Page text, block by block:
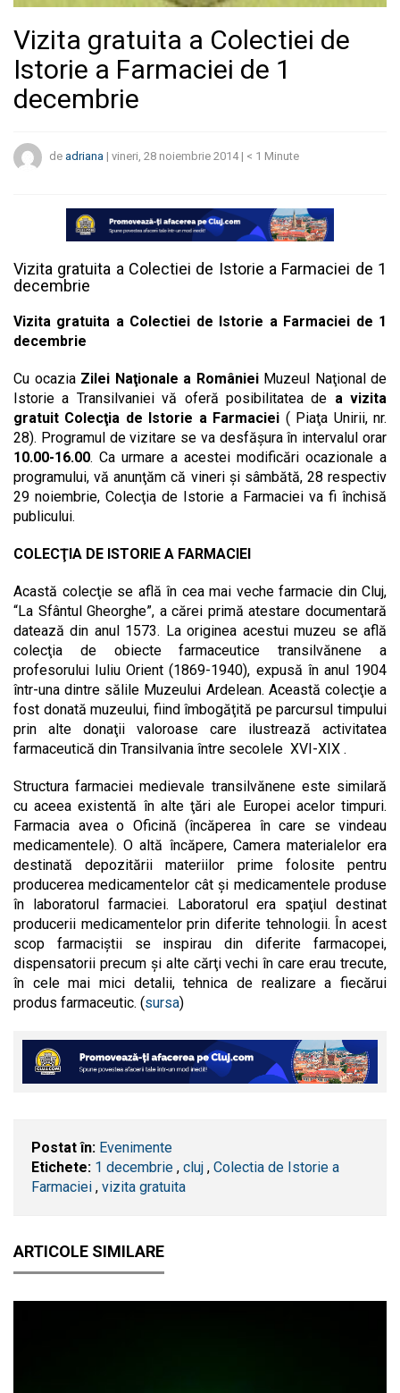
Vizita gratuita a Colectiei de
Istorie a Farmaciei de 1
decembrie
de adriana | vineri, 28 noiembrie 2014| < 1 Minute
Vizita gratuita a Colectiei de Istorie a Farmaciei de 1
decembrie
Vizita gratuita a Colectiei de Istorie a Farmaciei de 1
decembrie
Cu ocazia Zilei Naţionale a RomânieiMuzeul Naţional de
Istorie a Transilvaniei vă oferă posibilitatea de a vizita
gratuit Colecţia de Istorie a Farmaciei ( Piaţa Unirii, nr.
28). Programul de vizitare se va desfăşura în intervalul orar
10.00-16.00. Ca urmare a acestei modificări ocazionale a
programului, vă anunţăm că vineri şi sâmbătă, 28 respectiv
29 noiembrie, Colecţia de Istorie a Farmaciei va fi închisă
publicului.
COLECŢIA DE ISTORIE A FARMACIEI
Acastă colecţie se află în cea mai veche farmacie din Cluj,
“La Sfântul Gheorghe”, a cărei primă atestare documentară
datează din anul 1573. La originea acestui muzeu se află
colecţia de obiecte farmaceutice transilvănene a
profesorului Iuliu Orient (1869-1940), expusă în anul 1904
într-una dintre sălile Muzeului Ardelean. Această colecţie a
fost donată muzeului, fiind îmbogăţită pe parcursul timpului
prin alte donaţii valoroase care ilustrează activitatea
farmaceutică din Transilvania între secolele XVI-XIX .
Structura farmaciei medievale transilvănene este similară
cu aceea existentă în alte ţări ale Europei acelor timpuri.
Farmacia avea o Oficină (încăperea în care se vindeau
medicamentele). O altă încăpere, Camera materialelor era
destinată depozitării materiilor prime folosite pentru
producerea medicamentelor cât şi medicamentele produse
în laboratorul farmaciei. Laboratorul era spaţiul destinat
producerii medicamentelor prin diferite tehnologii. În acest
scop farmaciştii se inspirau din diferite farmacopei,
dispensatorii precum şi alte cărţi vechi în care erau trecute,
în cele mai mici detalii, tehnica de realizare a fiecărui
produs farmaceutic. (sursa)
Postat în: Evenimente
Etichete: 1 decembrie , cluj , Colectia de Istorie a
Farmaciei , vizita gratuita
ARTICOLE SIMILARE